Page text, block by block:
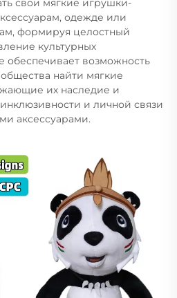
свои мягкие игрушки-
одежде или
формируя целостный
культурных
обеспечивает возможность
найти мягкие
их наследие и
и личной связи
аксессуарами.